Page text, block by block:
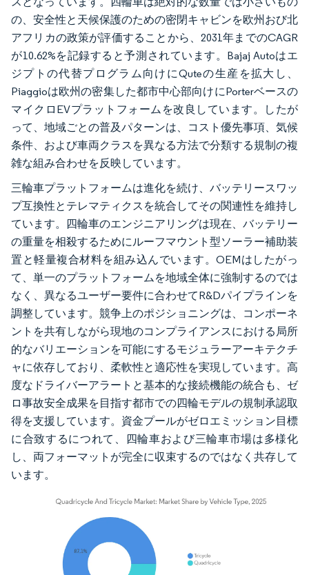
の、安全性と天候保護のための密閉キャビンを欧州おび北
アフリカの政策が評価することから、2031年までのCAGR
が10.62%を記録すると予測されています。Bajaj Autoはエ
ジプトの代替プログラム向けにQuteの生産を拡大し、
Piaggioは欧州の密集した都市中心部向けにPorterベースの
マイクロEVプラットフォームを改良しています。したが
って、地域ごとの普及パターンは、コスト優先事項、気候
条件、および車両クラスを異なる方法で分類する規制の複
雑な組み合わせを反映しています。
三輪車プラットフォームは進化を続け、バッテリースワッ
プ互換性とテレマティクスを統合してその関連性を維持し
ています。四輪車のエンジニアリングは現在、バッテリー
の重量を相殺するためにルーフマウント型ソーラー補助装
置と軽量複合材料を組み込んでいます。OEMはしたがっ
て、単一のプラットフォームを地域全体に強制するのでは
なく、異なるユーザー要件に合わせてR&Dパイプラインを
調整しています。競争上のポジショニングは、コンポーネ
ントを共有しながら現地のコンプライアンスにおける局所
的なバリエーションを可能にするモジュラーアーキテクチ
ャに依存しており、柔軟性と適応性を実現しています。高
度なドライバーアラートと基本的な接続機能の統合も、ゼ
ロ事故安全成果を目指す都市での四輪モデルの規制承認取
得を支援しています。資金プールがゼロエミッション目標
に合致するにつれて、四輪車および三輪車市場は多様化
し、両フォーマットが完全に収束するのではなく共存して
います。